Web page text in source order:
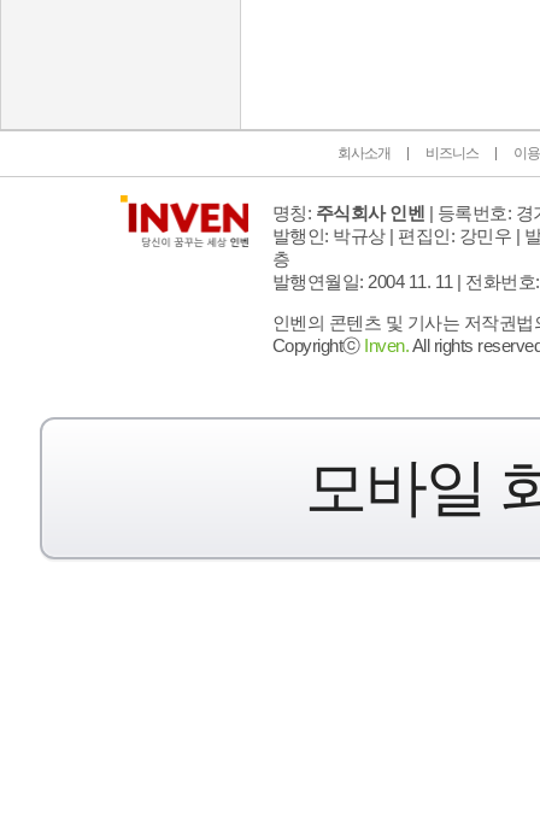
회사소개 비즈니스 이
명칭: 주식회사 인벤 | 등록번호: 경
발행인: 박규상 | 편집인: 강민우 |
층
발행연월일: 2004 11. 11 | 전화번호
인벤의 콘텐츠 및 기사는 저작권
Copyrightⓒ Inven.All rights
모바일